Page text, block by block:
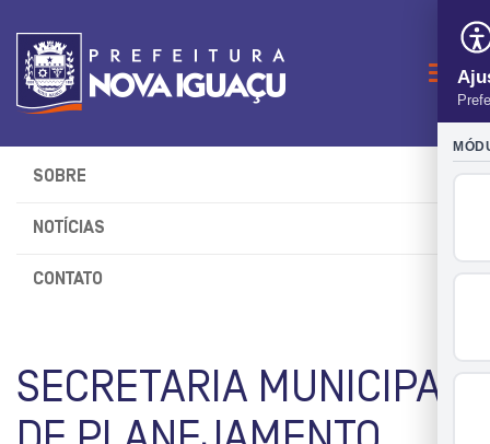
SOBRE
NOTÍCIAS
CONTATO
SECRETARIA MUNICIPAL